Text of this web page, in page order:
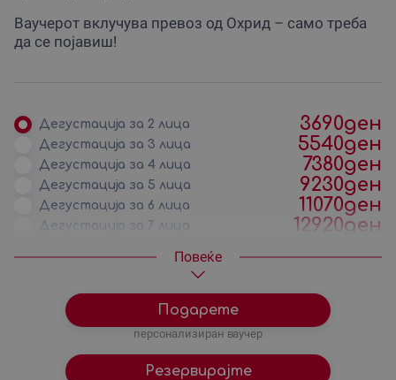
Ваучерот вклучува превоз од Охрид – само треба
да се појавиш!
Дегустација за 2 лица 3690ден
Дегустација за 3 лица 5540ден
Дегустација за 4 лица 7380ден
Дегустација за 5 лица 9230ден
Дегустација за 6 лица 11070ден
Дегустација за 7 лица 12920ден
Дегустација за 9 лица
Повеќе
Подарете
персонализиран ваучер
Резервирајте